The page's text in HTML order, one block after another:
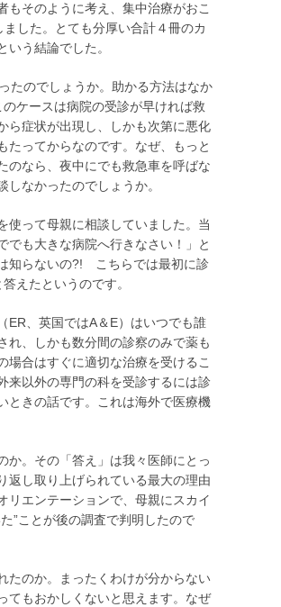
もそのように考え、集中治療がおこ
した。とても分厚い合計４冊のカ
う結論でした。
たのでしょうか。助かる方法はなか
ケースは病院の受診が早ければ救
ら症状が出現し、しかも次第に悪化
たってからなのです。なぜ、もっと
のなら、夜中にでも救急車を呼ばな
なかったのでしょうか。
って母親に相談していました。当
でも大きな病院へ行きなさい！」と
知らないの?! こちらでは最初に診
えたというのです。
、英国ではA＆E）はいつでも誰
れ、しかも数分間の診察のみで薬も
場合はすぐに適切な治療を受けるこ
来以外の専門の科を受診するには診
ときの話です。これは海外で医療機
。その「答え」は我々医師にとっ
返し取り上げられている最大の理由
リエンテーションで、母親にスカイ
”ことが後の調査で判明したので
のか。まったくわけが分からない
てもおかしくないと思えます。なぜ